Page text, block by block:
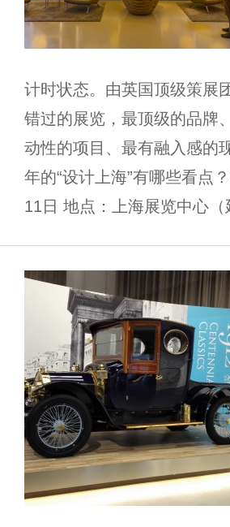
计时状态。由英国顶级策展
错过的展览，最顶级的品牌
动性的项目、最有融入感的
年的“设计上海”有哪些看点
11日 地点：上海展览中心